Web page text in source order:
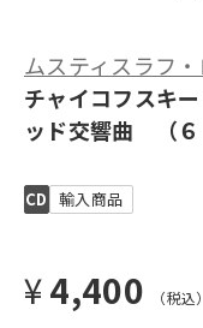
ムスティスラフ
チャイコフスキ
ッド交響曲 （
CD 輸入商品
¥4,400